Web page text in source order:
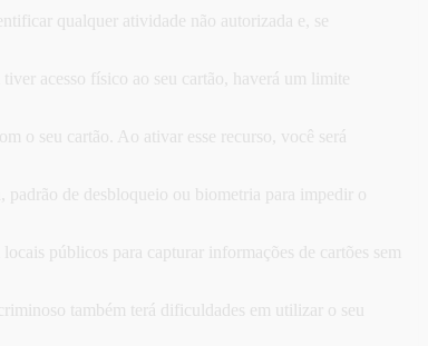
qualquer atividade não autorizada e, se
acesso físico ao seu cartão, haverá um limite
o seu cartão. Ao ativar esse recurso, você será
padrão de desbloqueio ou biometria para impedir o
públicos para capturar informações de cartões sem
também terá dificuldades em utilizar o seu